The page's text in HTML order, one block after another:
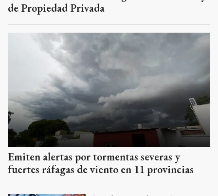
de Propiedad Privada
Emiten alertas por tormentas severas y
fuertes ráfagas de viento en 11 provincias